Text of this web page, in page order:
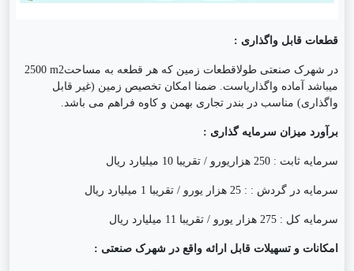
قطعات قابل واگذاری :
در شهرک صنعتی طولاقطعات زمین که هر قطعه به مساحتm2
2500
میباشد آماده واگذاریاست. ضمنا امکان تخصیص زمین (غیر قابل
واگذاری) مناسب در بندر تجاری بهمن و کاوه فراهم می باشد.
برآورد میزان سرمایه گذاری :
سرمایه ثابت : 250 هزاریورو / تقریبا 10 میلیارد ریال
سرمایه در گردش : : 25 هزار یورو / تقریبا 1 میلیارد ریال
سرمایه کل : 275 هزار یورو / تقریبا 11 میلیارد ریال
امکانات و تسهیلات قابل ارائه واقع در شهرک صنعتی :